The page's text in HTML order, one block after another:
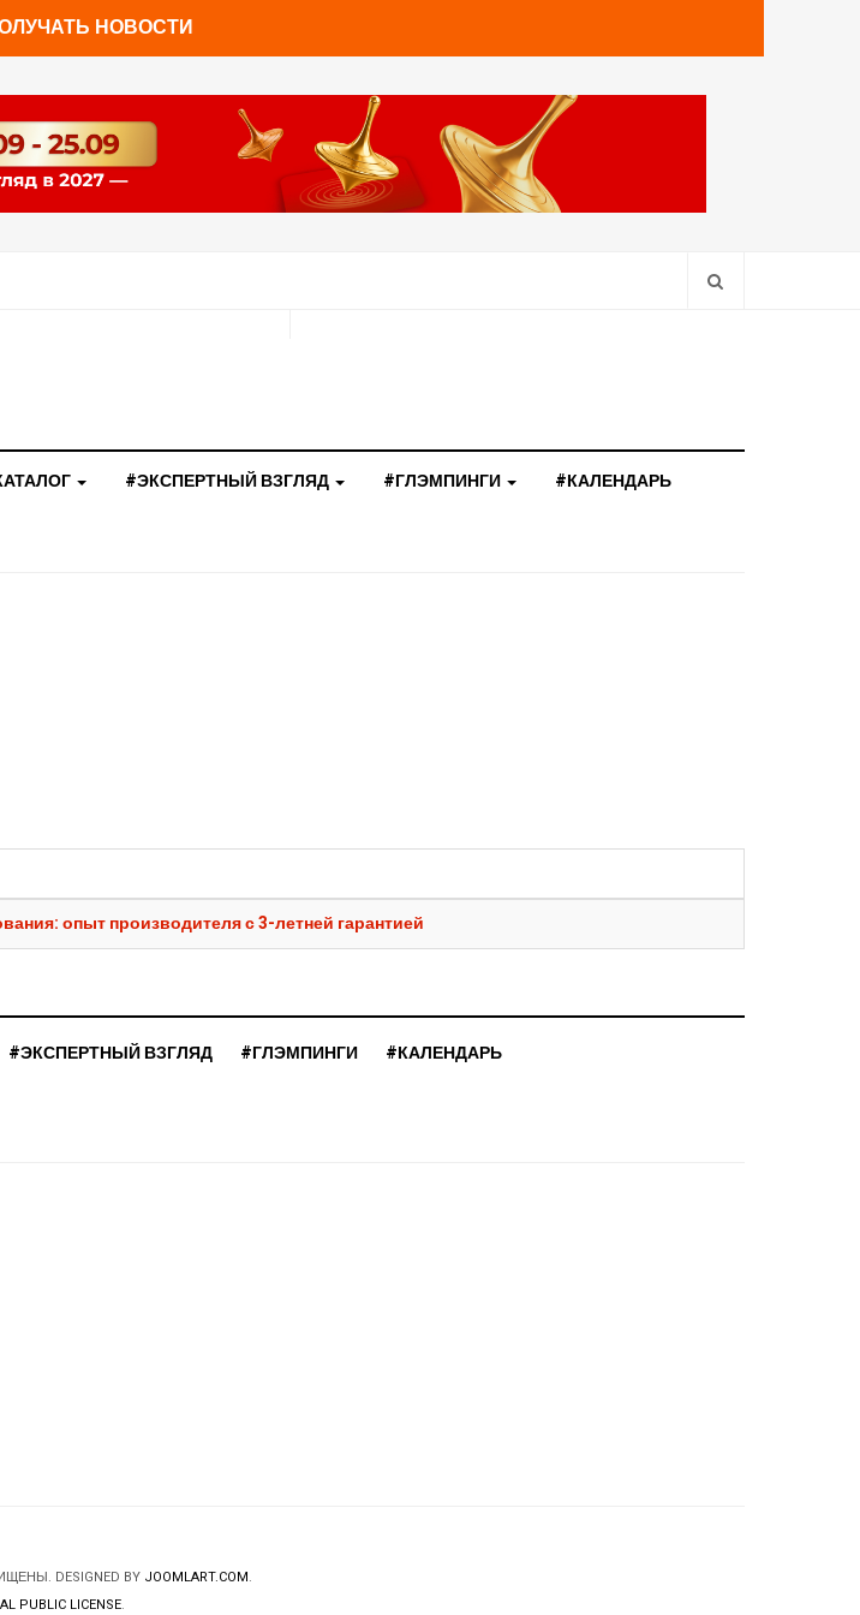
НОВОСТИ
#ЭКСПЕРТНЫЙ ВЗГЛЯД #ГЛЭМПИНГИ #КАЛЕНДАРЬ
опыт производителя с 3-летней гарантией
#ЭКСПЕРТНЫЙ ВЗГЛЯД #ГЛЭМПИНГИ #КАЛЕНДАРЬ
DESIGNED BY JOOMLART.COM.
PUBLIC LICENSE.